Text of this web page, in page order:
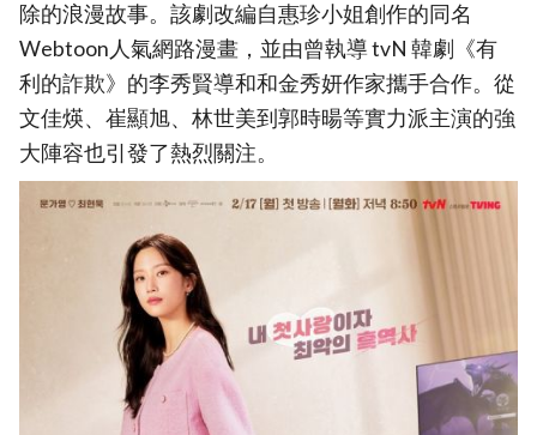
除的浪漫故事。該劇改編自惠珍小姐創作的同名
Webtoon人氣網路漫畫，並由曾執導 tvN 韓劇《有
利的詐欺》的李秀賢導和和金秀妍作家攜手合作。從
文佳煐、崔顯旭、林世美到郭時暘等實力派主演的強
大陣容也引發了熱烈關注。